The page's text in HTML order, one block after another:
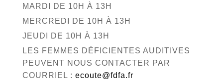
MARDI DE 10H À 13H
MERCREDI DE 10H À 13H
JEUDI DE 10H À 13H
LES FEMMES DÉFICIENTES AUDITIVES
PEUVENT NOUS CONTACTER PAR
COURRIEL : ecoute@fdfa.fr